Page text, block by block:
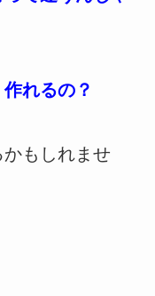
作れるの？
もしれませ